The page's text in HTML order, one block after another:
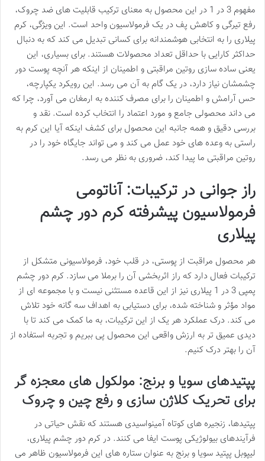
مفهوم 3 در 1 در این محصول به معنای ترکیب قابلیت های ضد چروک،
رفع تیرگی و کاهش پف در یک فرمولاسیون واحد است. این ویژگی، کرم
پیلاری را به انتخابی هوشمندانه برای کسانی تبدیل می کند که به دنبال
حداکثر کارایی با حداقل تعداد محصولات هستند. برای بسیاری، این
یعنی ساده سازی روتین مراقبتی و اطمینان از اینکه هر آنچه پوست دور
چشمشان نیاز دارد، در یک گام به آن می رسد. این رویکرد یکپارچه،
حس آرامش و اطمینان را برای مصرف کننده به ارمغان می آورد، چرا که
می داند محصولی جامع و مورد اعتماد را انتخاب کرده است. نقد و
بررسی دقیق و همه جانبه این محصول برای کشف اینکه آیا این کرم به
راستی به وعده های خود عمل می کند و می تواند جایگاه خود را در
روتین مراقبتی ما پیدا کند، ضروری به نظر می رسد.
راز جوانی در ترکیبات: آناتومی
فرمولاسیون پیشرفته کرم دور چشم
پیلاری
هر محصول مراقبت از پوستی، در قلب خود، فرمولاسیونی متشکل از
ترکیبات فعال دارد که راز اثربخشی آن را برملا می سازد. کرم دور چشم
پمپی 3 در 1 پیلاری نیز از این قاعده مستثنی نیست و با مجموعه ای از
مواد مؤثر و شناخته شده، برای دستیابی به اهداف سه گانه خود تلاش
می کند. درک عملکرد هر یک از این ترکیبات، به ما کمک می کند تا با
دیدی عمیق تر به ارزش واقعی این محصول پی ببریم و تجربه استفاده از
آن را بهتر درک کنیم.
پپتیدهای سویا و برنج: مولکول های معجزه گر
برای تحریک کلاژن سازی و رفع چین و چروک
پپتیدها، زنجیره های کوتاه آمینواسیدی هستند که نقش حیاتی در
فرآیندهای بیولوژیکی پوست ایفا می کنند. در کرم دور چشم پیلاری،
لیپوبل پپتید سویا و برنج به عنوان ستاره های این فرمولاسیون ظاهر می